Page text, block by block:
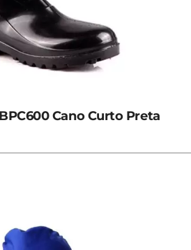
Cano Curto Preta